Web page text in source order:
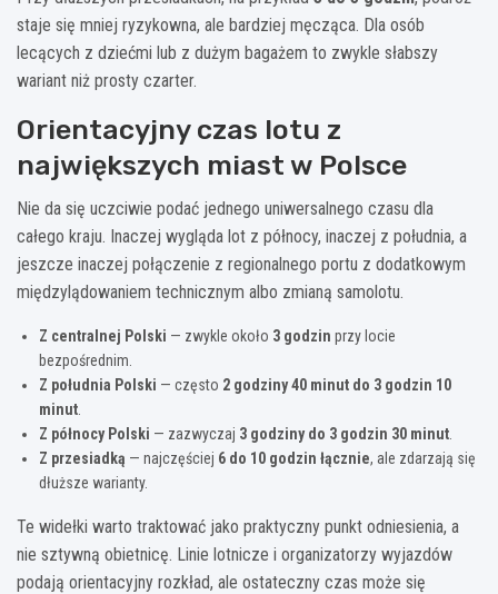
staje się mniej ryzykowna, ale bardziej męcząca. Dla osób
lecących z dziećmi lub z dużym bagażem to zwykle słabszy
wariant niż prosty czarter.
Orientacyjny czas lotu z
największych miast w Polsce
Nie da się uczciwie podać jednego uniwersalnego czasu dla
całego kraju. Inaczej wygląda lot z północy, inaczej z południa, a
jeszcze inaczej połączenie z regionalnego portu z dodatkowym
międzylądowaniem technicznym albo zmianą samolotu.
Z centralnej Polski — zwykle około 3 godzin przy locie
bezpośrednim.
Z południa Polski — często 2 godziny 40 minut do 3 godzin 10
minut
Z północy Polski — zazwyczaj 3 godziny do 3 godzin 30 minut
Z przesiadką — najczęściej 6 do 10 godzin łącznie, ale zdarzają się
dłuższe warianty.
Te widełki warto traktować jako praktyczny punkt odniesienia, a
nie sztywną obietnicę. Linie lotnicze i organizatorzy wyjazdów
podają orientacyjny rozkład, ale ostateczny czas może się